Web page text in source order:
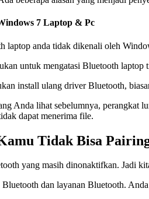
7 Laptop & Pc
laptop anda tidak dikenali oleh
untuk mengatasi Bluetooth
install ulang driver Bluetooth,
Anda lihat sebelumnya, perangkat
dapat menerima file.
Tidak Bisa
yang masih dinonaktifkan. Jadi
dan layanan Bluetooth.